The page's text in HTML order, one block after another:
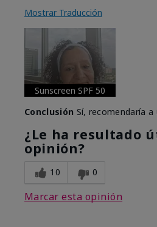
Mostrar Traducción
Sunscreen SPF 50
Conclusión Sí, recomendaría a
¿Le ha resultado
opinión?
10 0
Marcar esta opinión